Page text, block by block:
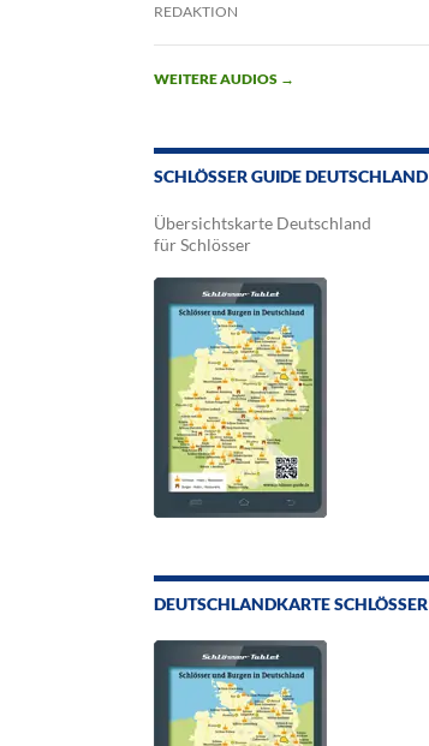
REDAKTION
WEITERE AUDIOS →
SCHLÖSSER GUIDE DEUTSCHLAND
Übersichtskarte Deutschland
für Schlösser
DEUTSCHLANDKARTE SCHLÖSSER